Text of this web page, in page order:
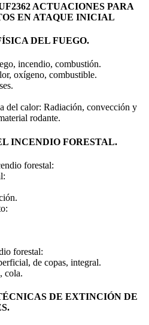
ACTUACIONES PARA
EN ATAQUE INICIAL
DEL FUEGO.
incendio, combustión.
oxígeno, combustible.
del calor: Radiación, convección y
rodante.
INCENDIO FORESTAL.
forestal:
forestal:
de copas, integral.
cola.
DE EXTINCIÓN DE